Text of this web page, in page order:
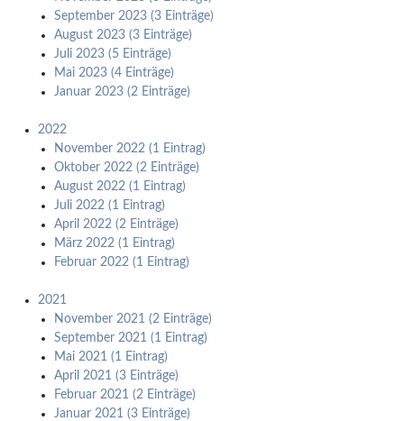
September 2023 (3 Einträge)
August 2023 (3 Einträge)
Juli 2023 (5 Einträge)
Mai 2023 (4 Einträge)
Januar 2023 (2 Einträge)
2022
November 2022 (1 Eintrag)
Oktober 2022 (2 Einträge)
August 2022 (1 Eintrag)
Juli 2022 (1 Eintrag)
April 2022 (2 Einträge)
März 2022 (1 Eintrag)
Februar 2022 (1 Eintrag)
2021
November 2021 (2 Einträge)
September 2021 (1 Eintrag)
Mai 2021 (1 Eintrag)
April 2021 (3 Einträge)
Februar 2021 (2 Einträge)
Januar 2021 (3 Einträge)